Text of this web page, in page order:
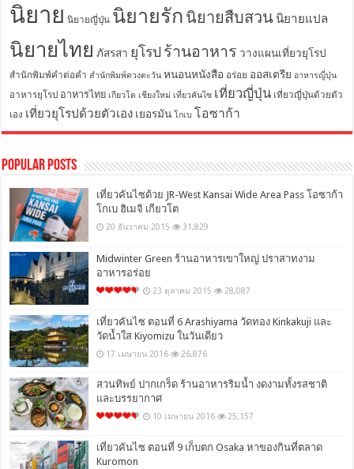
นิยาย นิยายญี่ปุ่น นิยายรัก นิยายสืบสวน นิยายแปล
นิยายไทย ภัสรสา ยุโรป ร้านอาหาร วางแผนเที่ยวยุโรป
สำนักพิมพ์คำต่อคำ สำนักพิมพ์ดวงตะวัน หนอนหนังสือ อร่อย ออสเตรีย อาหารญี่ปุ่น
อาหารยุโรป อาหารไทย เกียวโต เชียงใหม่ เที่ยวคันไซ เที่ยวญี่ปุ่น เที่ยวญี่ปุ่นด้วยตัว
เอง เที่ยวยุโรปด้วยตัวเอง เยอรมัน โกเบ โอซาก้า
Popular Posts
เที่ยวคันไซด้วย JR-West Kansai Wide Area Pass โอซาก้า
โกเบ ฮิเมจิ เกียวโต
20 ธันวาคม 2015 31,829
Midwinter Green ร้านอาหารเขาใหญ่ ปราสาทงาม
อาหารอร่อย
23 ตุลาคม 2015 28,087
เที่ยวคันไซ ตอนที่ 6 Arashiyama วัดทอง Kinkakuji และ
วัดน้ำใส Kiyomizu ในวันเดียว
17 เมษายน 2016 26,876
สวนทิพย์ ปากเกร็ด ร้านอาหารริมน้ำ งดงามทั้งรสชาติ
และบรรยากาศ
10 เมษายน 2016 25,157
เที่ยวคันไซ ตอนที่ 9 เก็บตก Osaka หาของกินที่ตลาด
Kuromon